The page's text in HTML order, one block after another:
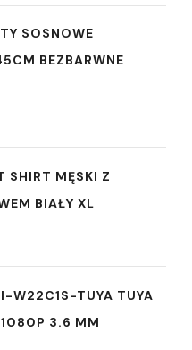
SOSNOWE
BEZBARWNE
SHIRT MĘSKI Z
BIAŁY XL
W22C1S-TUYA TUYA
3.6 MM